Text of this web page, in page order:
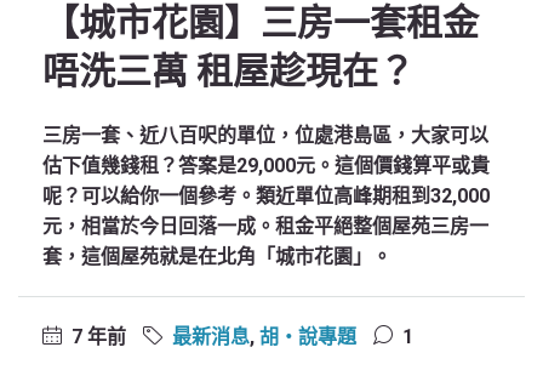
【城市花園】三房一套租金
唔洗三萬 租屋趁現在？
三房一套、近八百呎的單位，位處港島區，大家可以
估下值幾錢租？答案是29,000元。這個價錢算平或貴
呢？可以給你一個參考。類近單位高峰期租到32,000
元，相當於今日回落一成。租金平絕整個屋苑三房一
套，這個屋苑就是在北角「城市花園」。
7 年前 最新消息, 胡‧說專題 1